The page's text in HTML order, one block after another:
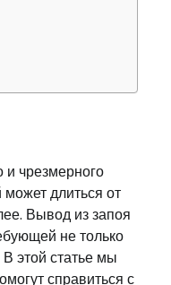
и чрезмерного
длиться от
Вывод из запоя
не только
этой статье мы
справиться с